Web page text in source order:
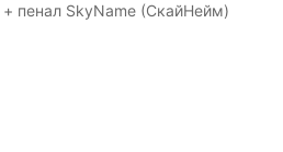
пенал SkyName (СкайНейм)